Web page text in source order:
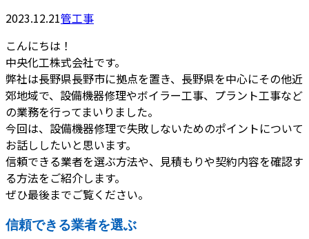
2023.12.21管工事
こんにちは！
中央化工株式会社です。
弊社は長野県長野市に拠点を置き、長野県を中心にその他近
郊地域で、設備機器修理やボイラー工事、プラント工事など
の業務を行ってまいりました。
今回は、設備機器修理で失敗しないためのポイントについて
お話ししたいと思います。
信頼できる業者を選ぶ方法や、見積もりや契約内容を確認す
る方法をご紹介します。
ぜひ最後までご覧ください。
信頼できる業者を選ぶ